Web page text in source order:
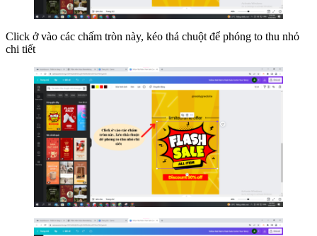
Click ở vào các chấm tròn này, kéo thả chuột để phóng to thu nhỏ
chi tiết